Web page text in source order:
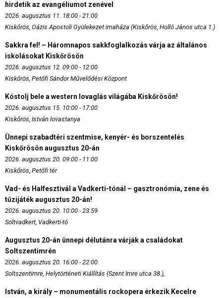
hirdetik az evangéliumot zenével
2026. augusztus 11. 18:00 - 21:00
Kiskőrös, Oázis Apostoli Gyülekezet imaháza (Kiskőrös, Holló János utca 1.)
Sakkra fel! – Háromnapos sakkfoglalkozás várja az általános
iskolásokat Kiskőrösön
2026. augusztus 12. 09:00 - 12:00
Kiskőrös, Petőfi Sándor Művelődési Központ
Kóstolj bele a western lovaglás világába Kiskőrösön!
2026. augusztus 15. 10:00 - 17:00
Kiskőrös, István lovastanya
Ünnepi szabadtéri szentmise, kenyér- és borszentelés
Kiskőrösön augusztus 20-án
2026. augusztus 20. 09:00 - 11:00
Kiskőrös, Petőfi tér
Vad- és Halfesztivál a Vadkerti-tónál – gasztronómia, zene és
tűzijáték augusztus 20-án!
2026. augusztus 20. 10:00 - 23:59
Soltvadkert, Vadkerti-tó
Augusztus 20-án ünnepi délutánra várják a családokat
Soltszentimrén
2026. augusztus 20. 16:00 - 22:00
Soltszentimre, Helytörténeti Kiállítás (Szent Imre utca 38.),
István, a király – monumentális rockopera érkezik Kecelre